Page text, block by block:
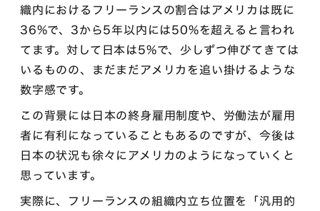
織内におけるフリーランスの割合はアメリカは既に
36%で、3から5年以内には50%を超えると言われ
てます。対して日本は5%で、少しずつ伸びてきては
いるものの、まだまだアメリカを追い掛けるような
数字感です。
この背景には日本の終身雇用制度や、労働法が雇用
者に有利になっていることもあるのですが、今後は
日本の状況も徐々にアメリカのようになっていくと
思っています。
実際に、フリーランスの組織内立ち位置を「汎用的